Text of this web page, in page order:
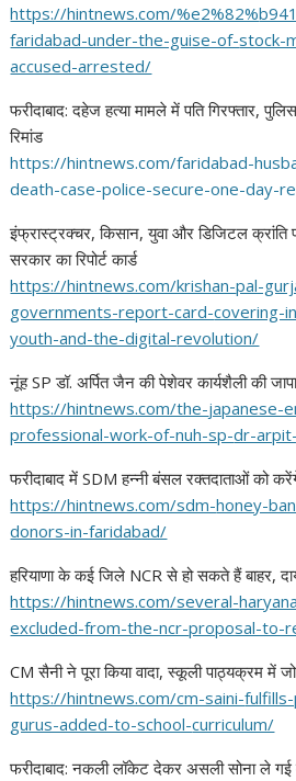
https://hintnews.com/%e2%82%
faridabad-under-the-guise-of-stock-
accused-arrested/
फरीदाबाद: दहेज हत्या मामले में पति गिरफ्तार,
रिमांड
https://hintnews.com/faridabad-
death-case-police-secure-one-day-
इंफ्रास्ट्रक्चर, किसान, युवा और डिजिटल क्रांति
सरकार का रिपोर्ट कार्ड
https://hintnews.com/krishan-pal-
governments-report-card-covering-
youth-and-the-digital-revolution/
नूंह SP डॉ. अर्पित जैन की पेशेवर कार्यशैली की
https://hintnews.com/the-japanese-
professional-work-of-nuh-sp-dr-
फरीदाबाद में SDM हन्नी बंसल रक्तदाताओं को
https://hintnews.com/sdm-honey-
donors-in-faridabad/
हरियाणा के कई जिले NCR से हो सकते हैं बाहर,
https://hintnews.com/several-
excluded-from-the-ncr-proposal-to-
CM सैनी ने पूरा किया वादा, स्कूली पाठ्यक्रम में
https://hintnews.com/cm-saini-
gurus-added-to-school-curriculum/
फरीदाबाद: नकली लॉकेट देकर असली सोना ले गई